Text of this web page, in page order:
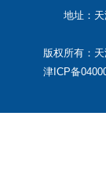
地址：
版权所有：
津ICP备